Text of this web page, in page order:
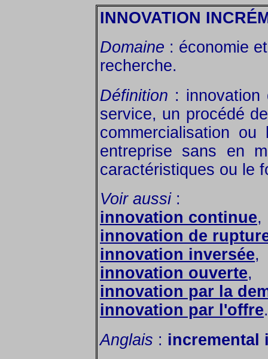
INNOVATION
Domaine : économie
recherche.
Définition : innovation
service, un procédé
commercialisation ou
entreprise sans en
caractéristiques ou le
Voir aussi:
innovation continue,
innovation de
innovation inversée,
innovation ouverte,
innovation par la
innovation par l'offre.
Anglais : incremental